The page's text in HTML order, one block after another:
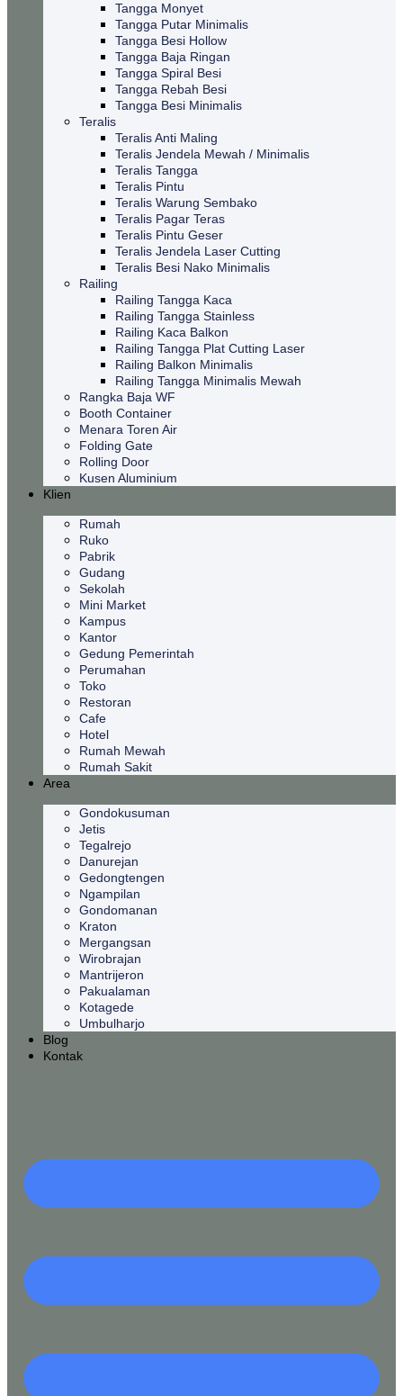
Tangga Monyet
Tangga Putar Minimalis
Tangga Besi Hollow
Tangga Baja Ringan
Tangga Spiral Besi
Tangga Rebah Besi
Tangga Besi Minimalis
Teralis
Teralis Anti Maling
Teralis Jendela Mewah / Minimalis
Teralis Tangga
Teralis Pintu
Teralis Warung Sembako
Teralis Pagar Teras
Teralis Pintu Geser
Teralis Jendela Laser Cutting
Teralis Besi Nako Minimalis
Railing
Railing Tangga Kaca
Railing Tangga Stainless
Railing Kaca Balkon
Railing Tangga Plat Cutting Laser
Railing Balkon Minimalis
Railing Tangga Minimalis Mewah
Rangka Baja WF
Booth Container
Menara Toren Air
Folding Gate
Rolling Door
Kusen Aluminium
Klien
Rumah
Ruko
Pabrik
Gudang
Sekolah
Mini Market
Kampus
Kantor
Gedung Pemerintah
Perumahan
Toko
Restoran
Cafe
Hotel
Rumah Mewah
Rumah Sakit
Area
Gondokusuman
Jetis
Tegalrejo
Danurejan
Gedongtengen
Ngampilan
Gondomanan
Kraton
Mergangsan
Wirobrajan
Mantrijeron
Pakualaman
Kotagede
Umbulharjo
Blog
Kontak